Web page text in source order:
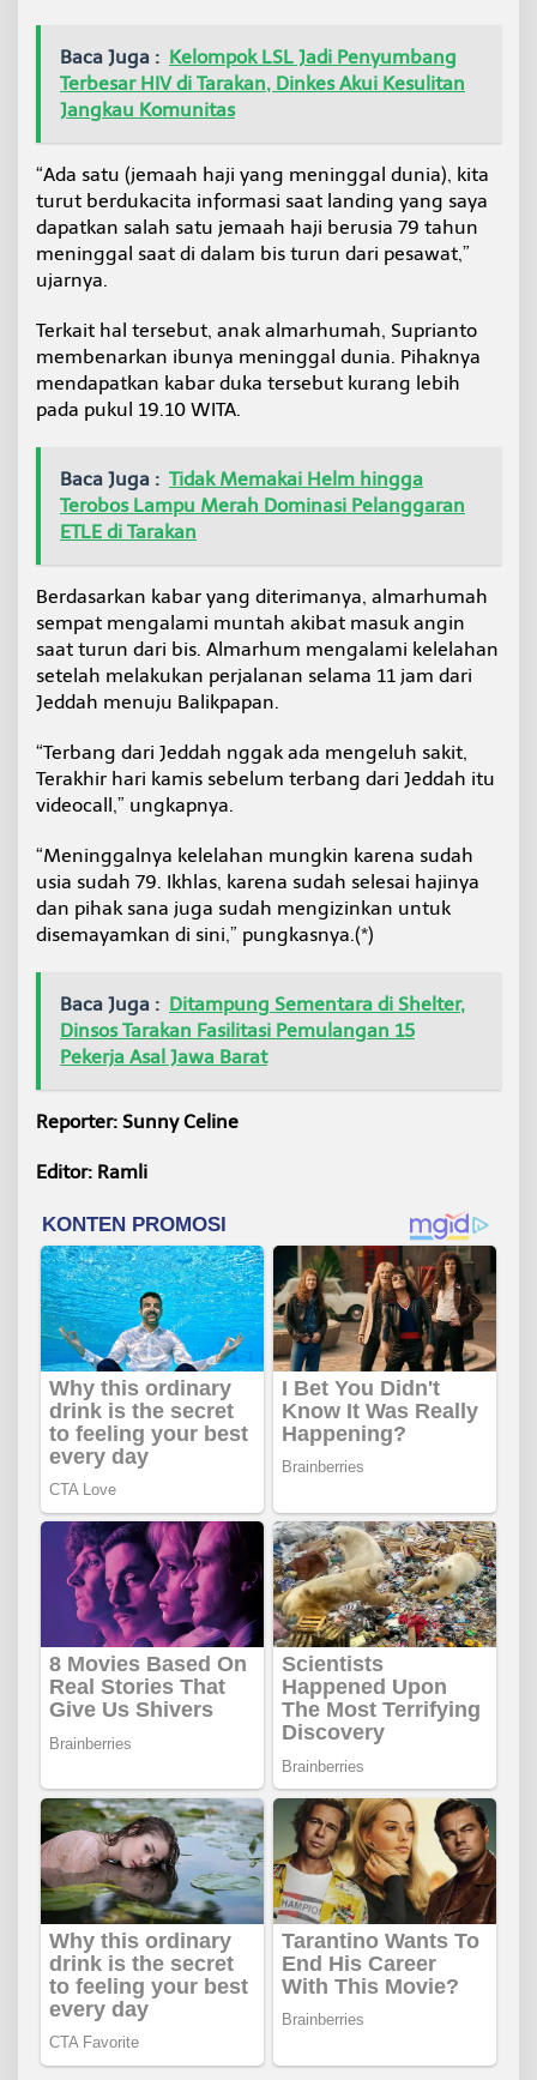
a
p
a
n
b
a
d
i
a
k
a
Baca Juga : Kelompok LSL Jadi Penyumbang
Terbesar HIV di Tarakan, Dinkes Akui Kesulitan
Jangkau Komunitas
“Ada satu (jemaah haji yang meninggal dunia), kita
turut berdukacita informasi saat landing yang saya
dapatkan salah satu jemaah haji berusia 79 tahun
meninggal saat di dalam bis turun dari pesawat,”
ujarnya.
Terkait hal tersebut, anak almarhumah, Suprianto
membenarkan ibunya meninggal dunia. Pihaknya
mendapatkan kabar duka tersebut kurang lebih
pada pukul 19.10 WITA.
Baca Juga : Tidak Memakai Helm hingga
Terobos Lampu Merah Dominasi Pelanggaran
ETLE di Tarakan
Berdasarkan kabar yang diterimanya, almarhumah
sempat mengalami muntah akibat masuk angin
saat turun dari bis. Almarhum mengalami kelelahan
setelah melakukan perjalanan selama 11 jam dari
Jeddah menuju Balikpapan.
“Terbang dari Jeddah nggak ada mengeluh sakit,
Terakhir hari kamis sebelum terbang dari Jeddah itu
videocall,” ungkapnya.
“Meninggalnya kelelahan mungkin karena sudah
usia sudah 79. Ikhlas, karena sudah selesai hajinya
dan pihak sana juga sudah mengizinkan untuk
disemayamkan di sini,” pungkasnya.(*)
Baca Juga : Ditampung Sementara di Shelter,
Dinsos Tarakan Fasilitasi Pemulangan 15
Pekerja Asal Jawa Barat
Reporter: Sunny Celine
Editor: Ramli